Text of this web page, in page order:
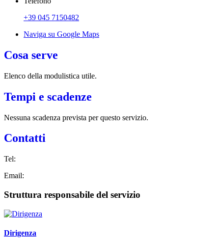
+39 045 7150482
Naviga su Google Maps
Cosa serve
Elenco della modulistica utile.
Tempi e scadenze
Nessuna scadenza prevista per questo servizio.
Contatti
Tel:
Email:
Struttura responsabile del servizio
Dirigenza